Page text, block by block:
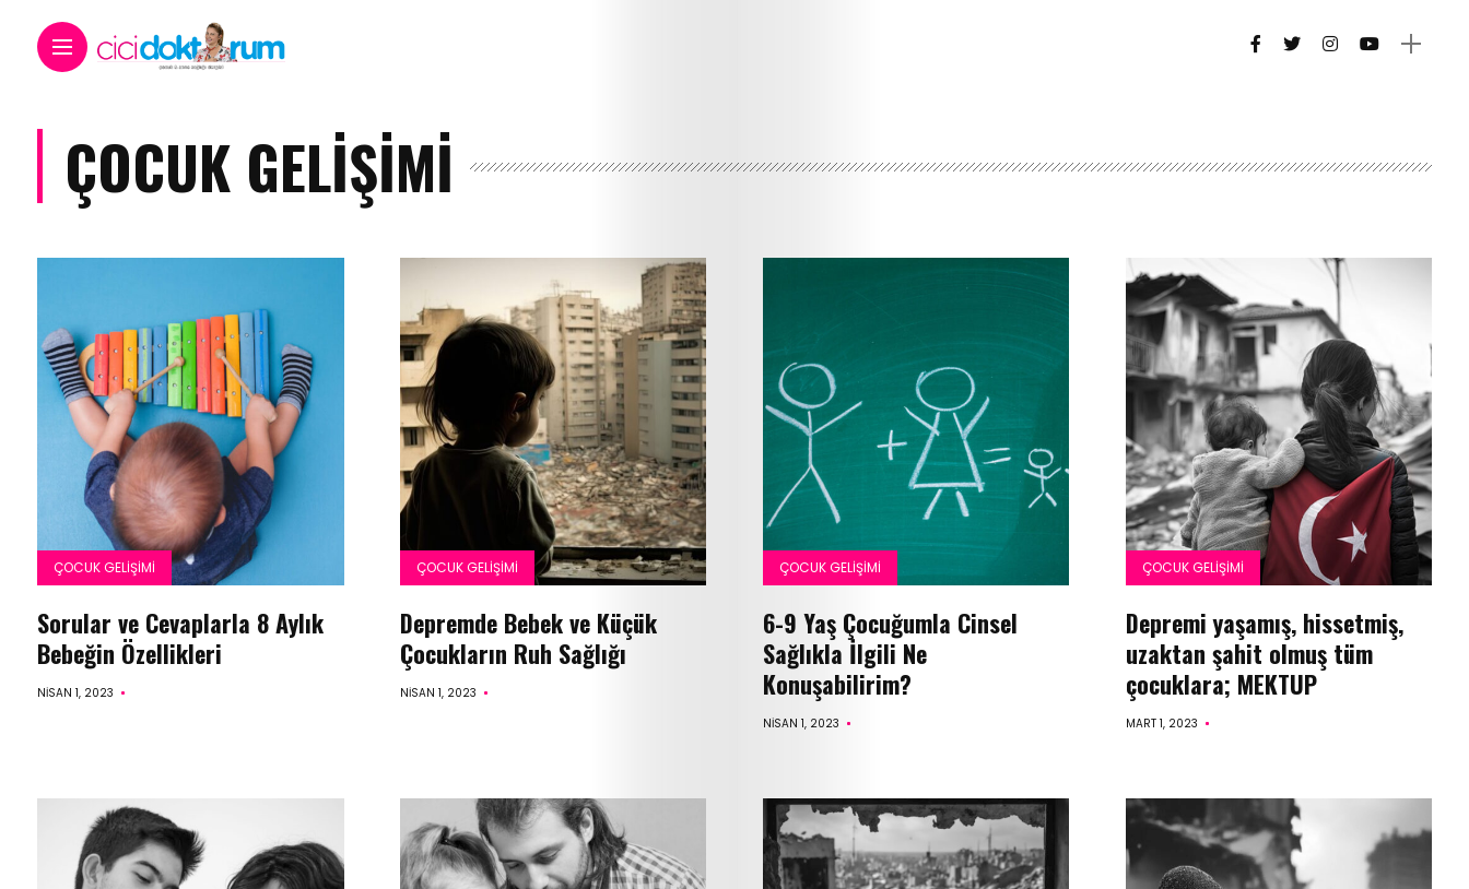
ÇOCUK GELIŞIMI
ÇOCUK GELIŞIMI
Sorular ve Cevaplarla 8 Aylık
Bebeğin Özellikleri
NISAN 1, 2023
ÇOCUK GELIŞIMI
Depremde Bebek ve Küçük
Çocukların Ruh Sağlığı
NISAN 1, 2023
ÇOCUK GELIŞIMI
6-9 Yaş Çocuğumla Cinsel
Sağlıkla İlgili Ne
Konuşabilirim?
NISAN 1, 2023
ÇOCUK GELIŞIMI
Depremi yaşamış, hissetmiş,
uzaktan şahit olmuş tüm
çocuklara; MEKTUP
MART 1, 2023